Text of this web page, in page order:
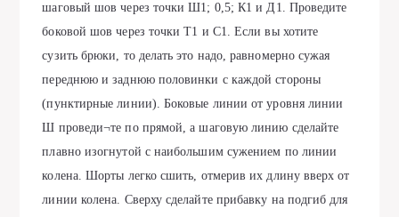
шаговый шов через точки Ш1; 0,5; К1 и Д1. Проведите
боковой шов через точки Т1 и С1. Если вы хотите
сузить брюки, то делать это надо, равномерно сужая
переднюю и заднюю половинки с каждой стороны
(пунктирные линии). Боковые линии от уровня линии
Ш проведи¬те по прямой, а шаговую линию сделайте
плавно изогнутой с наибольшим сужением по линии
колена. Шорты легко сшить, отмерив их длину вверх от
линии колена. Сверху сделайте прибавку на подгиб для